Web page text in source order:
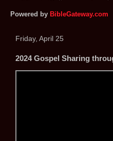
Powered by BibleGateway.com
Friday, April 25
2024 Gospel Sharing